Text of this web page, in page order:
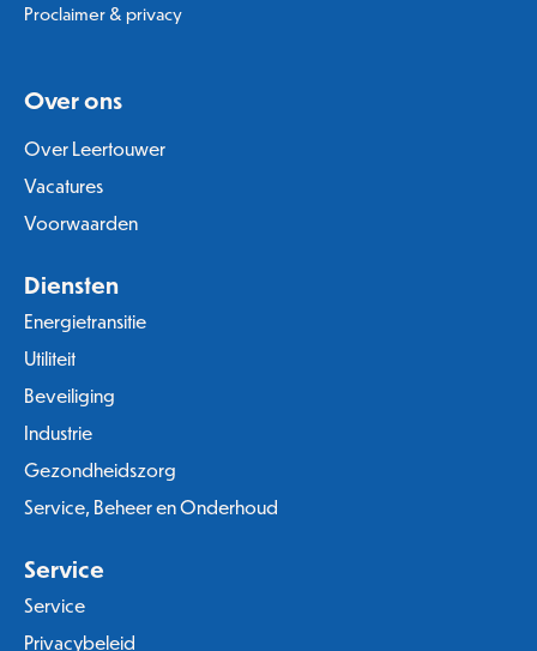
Proclaimer & privacy
Over ons
Over Leertouwer
Vacatures
Voorwaarden
Diensten
Energietransitie
Utiliteit
Beveiliging
Industrie
Gezondheidszorg
Service, Beheer en Onderhoud
Service
Service
Privacybeleid